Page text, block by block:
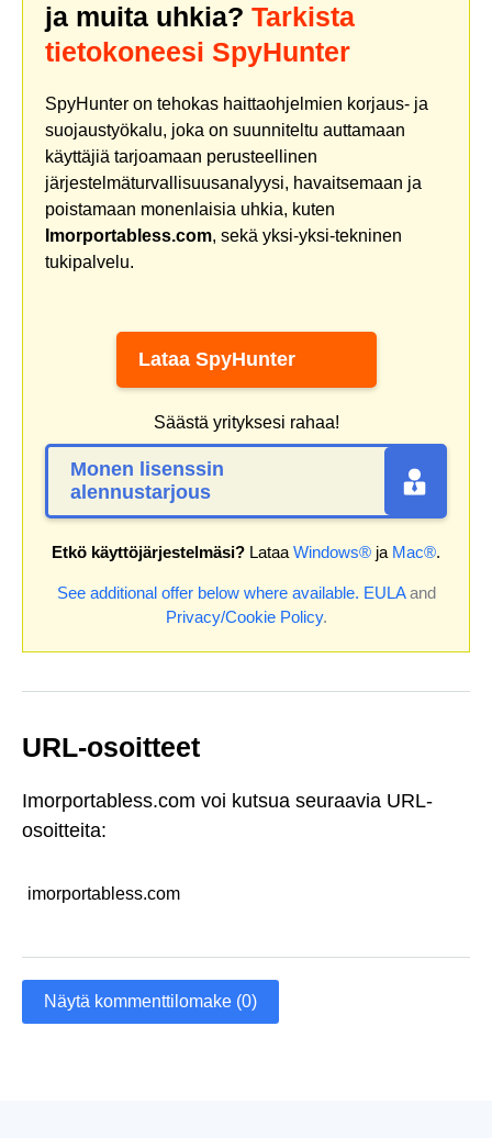
ja muita uhkia? Tarkista
tietokoneesi SpyHunter
SpyHunter on tehokas haittaohjelmien korjaus- ja
suojaustyökalu, joka on suunniteltu auttamaan
käyttäjiä tarjoamaan perusteellinen
järjestelmäturvallisuusanalyysi, havaitsemaan ja
poistamaan monenlaisia uhkia, kuten
Imorportabless.com, sekä yksi-yksi-tekninen
tukipalvelu.
Lataa SpyHunter
Säästä yrityksesi rahaa!
Monen lisenssin
alennustarjous
Etkö käyttöjärjestelmäsi? Lataa Windows® ja Mac®.
See additional offer below where available. EULAand
Privacy/Cookie Policy.
URL-osoitteet
Imorportabless.com voi kutsua seuraavia URL-
osoitteita:
imorportabless.com
Näytä kommenttilomake (0)